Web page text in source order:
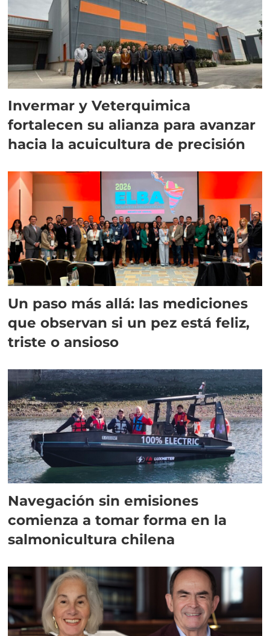
Invermar y Veterquimica
fortalecen su alianza para avanzar
hacia la acuicultura de precisión
Un paso más allá: las mediciones
que observan si un pez está feliz,
triste o ansioso
Navegación sin emisiones
comienza a tomar forma en la
salmonicultura chilena